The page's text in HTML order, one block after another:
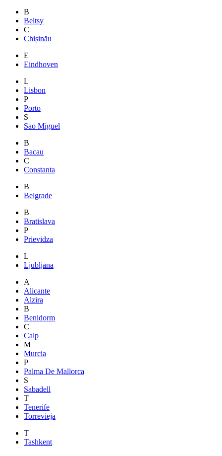
B
Beltsy
C
Chișinău
E
Eindhoven
L
Lisbon
P
Porto
S
Sao Miguel
B
Bacau
C
Constanta
B
Belgrade
B
Bratislava
P
Prievidza
L
Ljubljana
A
Alicante
Alzira
B
Benidorm
C
Calp
M
Murcia
P
Palma De Mallorca
S
Sabadell
T
Tenerife
Torrevieja
T
Tashkent